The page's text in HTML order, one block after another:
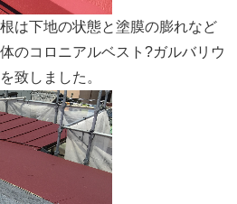
は下地の状態と塗膜の膨れなど
のコロニアルベスト?ガルバリウ
致しました。